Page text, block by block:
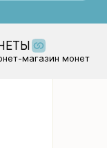
магазин монет